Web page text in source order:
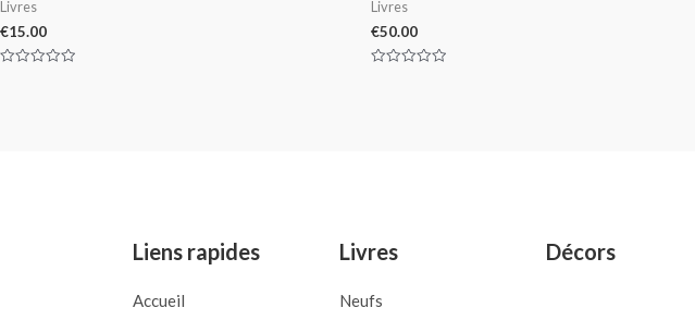
Livres
€15.00
Livres
€50.00
Liens rapides
Accueil
Livres
Neufs
Décors